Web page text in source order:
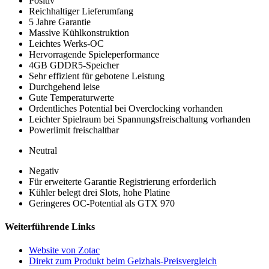
Reichhaltiger Lieferumfang
5 Jahre Garantie
Massive Kühlkonstruktion
Leichtes Werks-OC
Hervorragende Spieleperformance
4GB GDDR5-Speicher
Sehr effizient für gebotene Leistung
Durchgehend leise
Gute Temperaturwerte
Ordentliches Potential bei Overclocking vorhanden
Leichter Spielraum bei Spannungsfreischaltung vorhanden
Powerlimit freischaltbar
Neutral
Negativ
Für erweiterte Garantie Registrierung erforderlich
Kühler belegt drei Slots, hohe Platine
Geringeres OC-Potential als GTX 970
Weiterführende Links
Website von Zotac
Direkt zum Produkt beim Geizhals-Preisvergleich